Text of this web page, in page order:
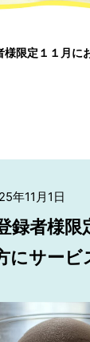
様限定１１月に
年11月1日
録者様限
にサービ